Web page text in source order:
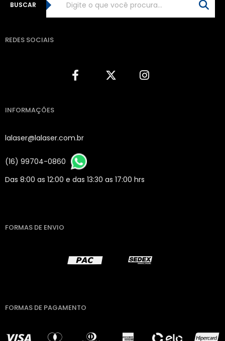
BUSCAR
REDES SOCIAIS
INFORMAÇÕES
lalaser@lalaser.com.br
(16) 99704-0860
Das 8:00 as 12:00 e das 13:30 as 17:00 hrs
FORMAS DE ENVIO
FORMAS DE PAGAMENTO